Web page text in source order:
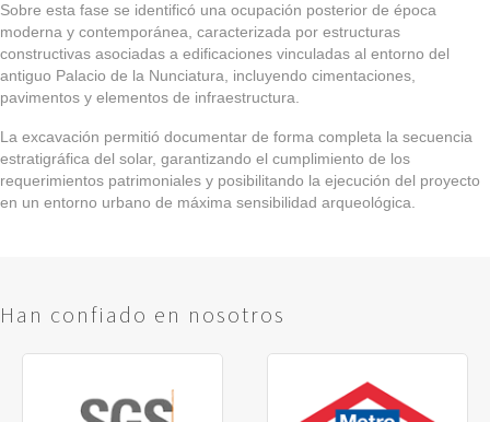
Sobre esta fase se identificó una ocupación posterior de época
moderna y contemporánea, caracterizada por estructuras
constructivas asociadas a edificaciones vinculadas al entorno del
antiguo Palacio de la Nunciatura, incluyendo cimentaciones,
pavimentos y elementos de infraestructura.
La excavación permitió documentar de forma completa la secuencia
estratigráfica del solar, garantizando el cumplimiento de los
requerimientos patrimoniales y posibilitando la ejecución del proyecto
en un entorno urbano de máxima sensibilidad arqueológica.
Han confiado en nosotros